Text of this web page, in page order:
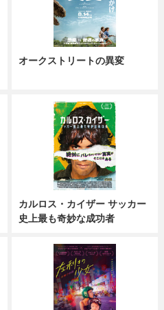
オークストリートの異変
カルロス・カイザー サッカー
史上最も奇妙な成功者